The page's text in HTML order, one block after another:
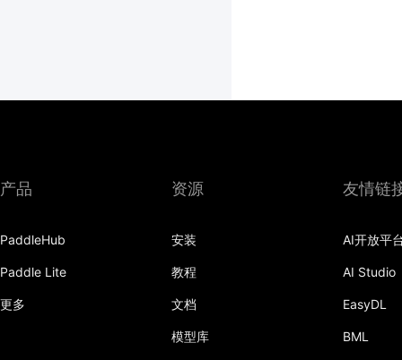
产品
PaddleHub
Paddle Lite
更多
资源
安装
教程
文档
模型库
友情链
AI开放平
AI Studio
EasyDL
BML